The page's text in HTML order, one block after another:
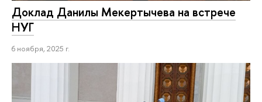
Доклад Данилы Мекертычева на встрече
НУГ
6 ноября, 2025 г.